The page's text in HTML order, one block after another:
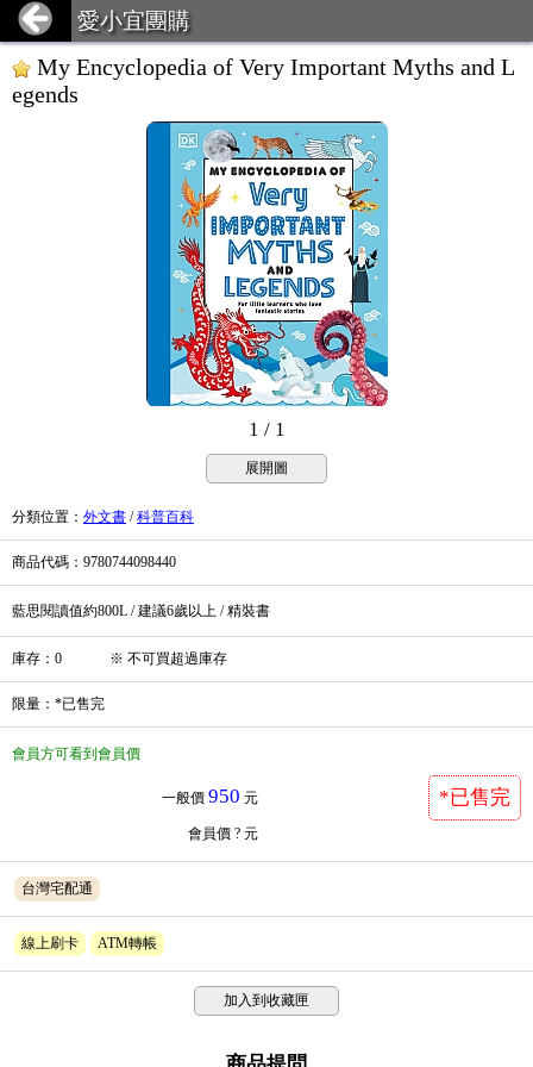
愛小宜團購
My Encyclopedia of Very Important Myths and L
egends
1 / 1
展開圖
分類位置 ： 外文書 /科普百科
商品代碼 ：9780744098440
藍思閱讀值約800L / 建議6歲以上 / 精裝書
庫存 ： 0 ※ 不可買超過庫存
限量 ：*已售完
會員方可看到會員價
一般價 950 元
會員價 ? 元
*已售完
台灣宅配通
線上刷卡 ATM轉帳
加入到收藏匣